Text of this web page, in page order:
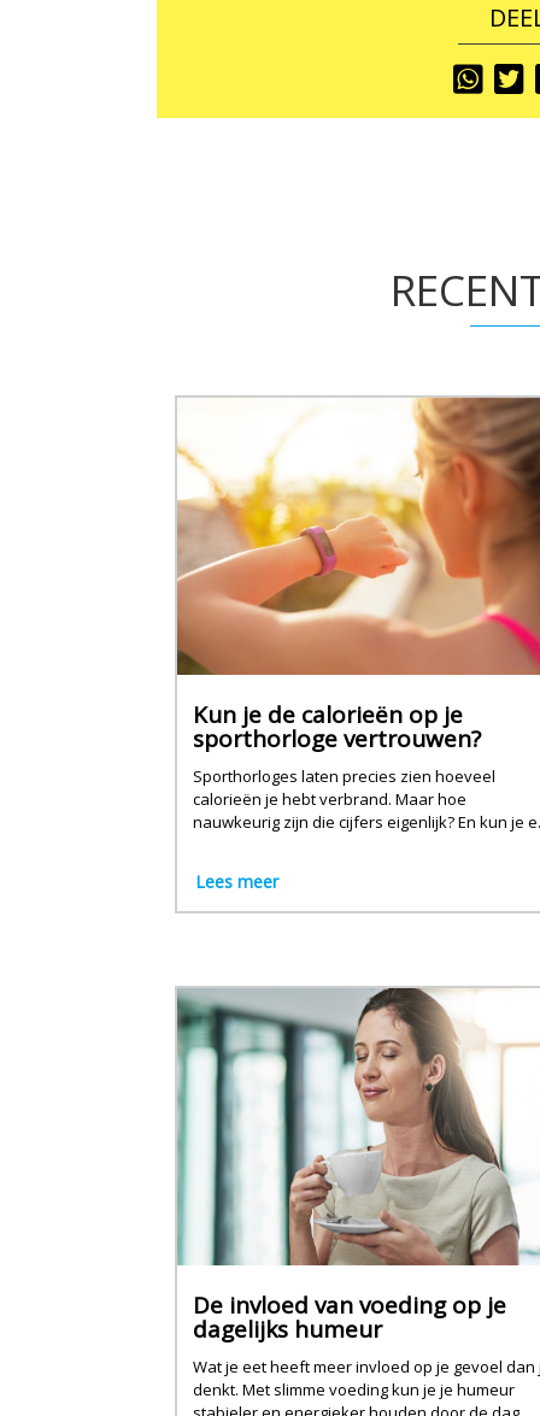
Share
Kun je de calorieën op je
sporthorloge vertrouwen?
Sporthorloges laten precies zien hoeveel
calorieën je hebt verbrand. Maar hoe
nauwkeurig zijn die cijfers eigenlijk? En kun je
Lees meer
De invloed van voeding op je
dagelijks humeur
Wat je eet heeft meer invloed op je gevoel dan
denkt. Met slimme voeding kun je je humeur